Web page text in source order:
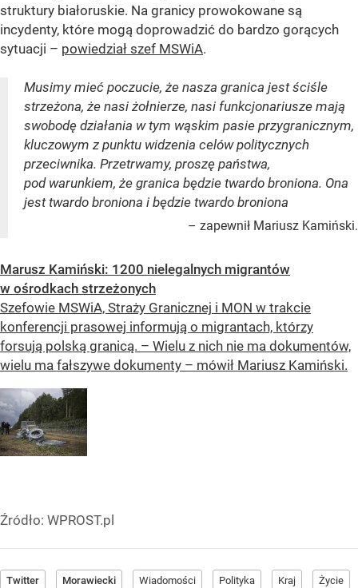
struktury białoruskie. Na granicy prowokowane są
incydenty, które mogą doprowadzić do bardzo gorących
sytuacji – powiedział szef MSWiA.
Musimy mieć poczucie, że nasza granica jest ściśle
strzeżona, że nasi żołnierze, nasi funkcjonariusze mają
swobodę działania w tym wąskim pasie przygranicznym,
kluczowym z punktu widzenia celów politycznych
przeciwnika. Przetrwamy, proszę państwa,
pod warunkiem, że granica będzie twardo broniona. Ona
jest twardo broniona i będzie twardo broniona
– zapewnił Mariusz Kamiński.
Marusz Kamiński: 1200 nielegalnych migrantów
w ośrodkach strzeżonych
Szefowie MSWiA, Straży Granicznej i MON w trakcie
konferencji prasowej informują o migrantach, którzy
forsują polską granicą. – Wielu z nich nie ma dokumentów,
wielu ma fałszywe dokumenty – mówił Mariusz Kamiński.
Źródło: WPROST.pl
Twitter Morawiecki Wiadomości Polityka Kraj Życie